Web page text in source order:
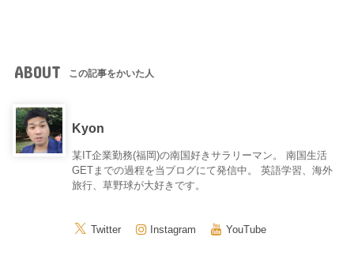
ABOUT この記事をかいた人
Kyon
某IT企業勤務(福岡)の南国好きサラリーマン。 南国生活
GETまでの過程を当ブログにて発信中。 英語学習、海外
旅行、草野球が大好きです。
Twitter Instagram YouTube